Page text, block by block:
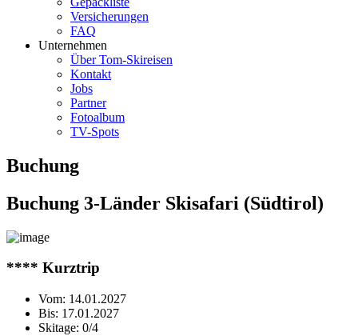
Versicherungen
FAQ
Unternehmen
Über Tom-Skireisen
Kontakt
Jobs
Partner
Fotoalbum
TV-Spots
Buchung
Buchung 3-Länder Skisafari (Südtirol)
**** Kurztrip
Vom: 14.01.2027
Bis: 17.01.2027
Skitage: 0/4